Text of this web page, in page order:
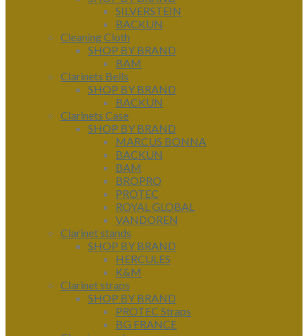
SILVERSTEIN
BACKUN
Cleaning Cloth
SHOP BY BRAND
BAM
Clarinets Bells
SHOP BY BRAND
BACKUN
Clarinets Case
SHOP BY BRAND
MARCUS BONNA
BACKUN
BAM
BROPRO
PROTEC
ROYAL GLOBAL
VANDOREN
Clarinet stands
SHOP BY BRAND
HERCULES
K&M
Clarinet straps
SHOP BY BRAND
PROTEC Straps
BG FRANCE